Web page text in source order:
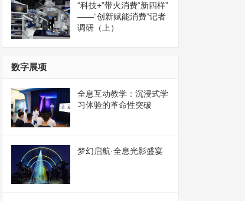
“科技+”带火消费“新四样”
——“创新赋能消费”记者
调研（上）
数字展项
全息互动教学：沉浸式学
习体验的革命性突破
梦幻启航·全息光影盛宴